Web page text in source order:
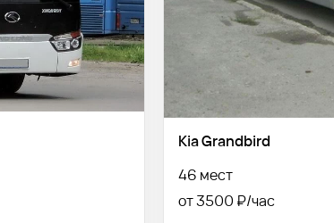
Kia Grandbird
46 мест
от 3500 ₽